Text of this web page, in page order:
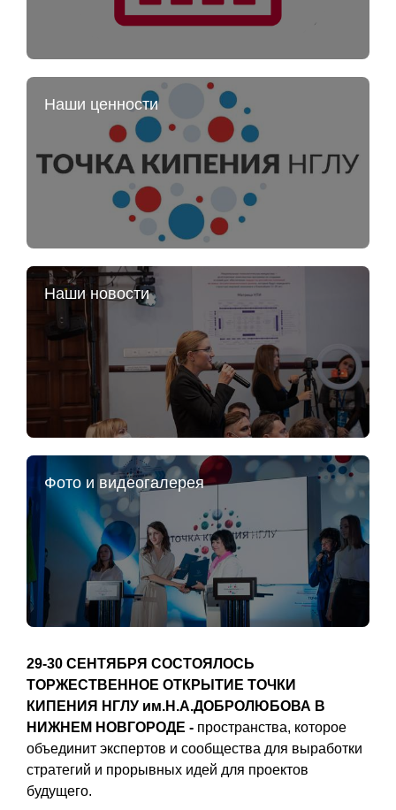
Наши ценности
Наши новости
Фото и видеогалерея
29-30 СЕНТЯБРЯ СОСТОЯЛОСЬ
ТОРЖЕСТВЕННОЕ ОТКРЫТИЕ ТОЧКИ
КИПЕНИЯ НГЛУ им.Н.А.ДОБРОЛЮБОВА В
НИЖНЕМ НОВГОРОДЕ - пространства, которое
объединит экспертов и сообщества для выработки
стратегий и прорывных идей для проектов
будущего.